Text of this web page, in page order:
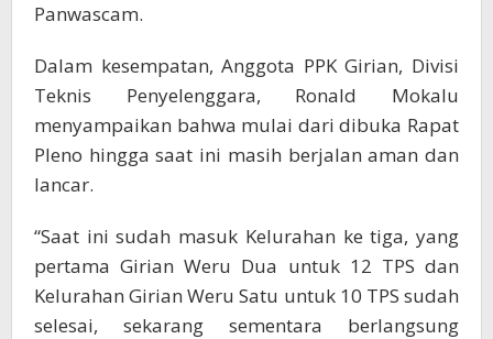
Panwascam.
Dalam kesempatan, Anggota PPK Girian, Divisi
Teknis Penyelenggara, Ronald Mokalu
menyampaikan bahwa mulai dari dibuka Rapat
Pleno hingga saat ini masih berjalan aman dan
lancar.
“Saat ini sudah masuk Kelurahan ke tiga, yang
pertama Girian Weru Dua untuk 12 TPS dan
Kelurahan Girian Weru Satu untuk 10 TPS sudah
selesai, sekarang sementara berlangsung